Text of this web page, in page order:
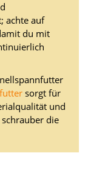
achte auf
du mit
sorgt für
und
die